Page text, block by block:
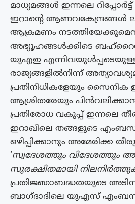
മാധ്യമങ്ങൾ ഇന്നലെ
ഇറാന്റെ ആണവകേന്ദ്രങ്ങള്‍
ആക്രമണം
അഭ്യൂഹങ്ങള്‍ക്കിടെ
യുഎഇ എന്നിവയുള്‍പ്പടെയുള്ള
രാജ്യങ്ങളില്‍നിന്ന്
പ്രതിനിധികളേയും സൈനിക
ആശ്രിതരേയും
പ്രതിരോധ വകുപ്പ് ഇന്നലെ
ഇറാഖിലെ തങ്ങളുടെ എംബസി
ഒഴിപ്പിക്കാനും അമേരിക്ക
‘സ്വദേശത്തും വിദേശത്തും
സുരക്ഷിതമായി
പ്രതിജ്ഞാബദ്ധതയുടെ
ബാഗ്ദാദിലെ യുഎസ്